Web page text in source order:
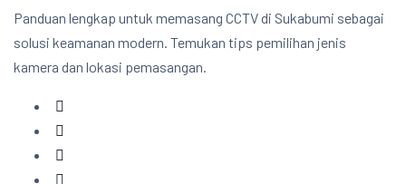
Panduan lengkap untuk memasang CCTV di Sukabumi sebagai
solusi keamanan modern. Temukan tips pemilihan jenis
kamera dan lokasi pemasangan.